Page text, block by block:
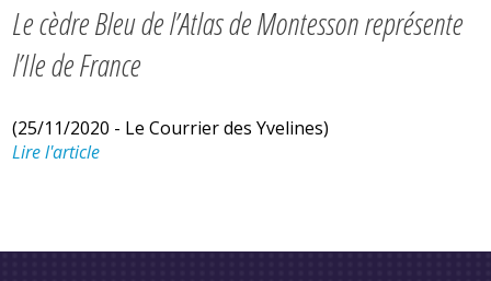
Le cèdre Bleu de l’Atlas de Montesson représente
l’Ile de France
(25/11/2020 - Le Courrier des Yvelines)
Lire l'article